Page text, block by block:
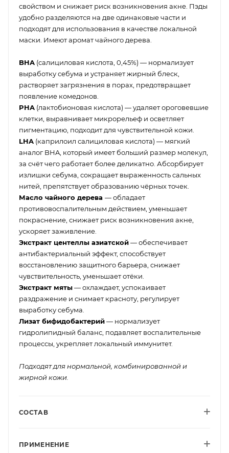
свойством и снижает риск возникновения акне. Пэды
удобно разделяются на две одинаковые части и
подходят для использования в качестве локальной
маски. Имеют аромат чайного дерева.
BHA (салициловая кислота, 0,45%) — нормализует
выработку себума и устраняет жирный блеск,
растворяет загрязнения в порах, предотвращает
появление комедонов.
PHA (лактобионовая кислота) — удаляет ороговевшие
клетки, выравнивает микрорельеф и осветляет
пигментацию, подходит для чувствительной кожи.
LHA (каприлоил салициловая кислота) — мягкий
аналог BHA, который имеет больший размер молекул,
за счёт чего работает более деликатно. Абсорбирует
излишки себума, сокращает выраженность сальных
нитей, препятствует образованию чёрных точек.
Масло чайного дерева — обладает
противовоспалительным действием, уменьшает
покраснение, снижает риск возникновения акне,
ускоряет заживление.
Экстракт центеллы азиатской— обеспечивает
антибактериальный эффект, способствует
восстановлению защитного барьера, снижает
чувствительность, уменьшает отёки.
Экстракт мяты— охлаждает, успокаивает
раздражение и снимает красноту, регулирует
выработку себума.
Лизат бифидобактерий— нормализует
гидролипидный баланс, подавляет воспалительные
процессы, укрепляет локальный иммунитет.
Подходят для нормальной, комбинированной и
жирной кожи.
СОСТАВ
ПРИМЕНЕНИЕ